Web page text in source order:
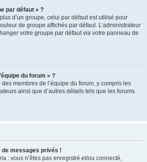
par défaut » ?
d’un groupe, celui par défaut est utilisé pour
de groupe affichés par défaut. L’administrateur
votre groupe par défaut via votre panneau de
du forum » ?
membres de l’équipe du forum, y compris les
ainsi que d’autres détails tels que les forums
messages privés !
: vous n’êtes pas enregistré et/ou connecté,